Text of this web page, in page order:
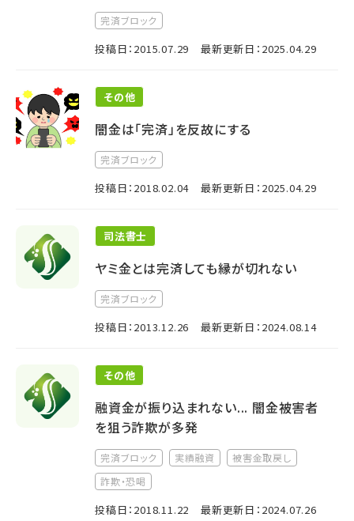
完済ブロック
投稿日：2015.07.29 最新更新日：2025.04.29
その他
闇金は「完済」を反故にする
完済ブロック
投稿日：2018.02.04 最新更新日：2025.04.29
司法書士
ヤミ金とは完済しても縁が切れない
完済ブロック
投稿日：2013.12.26 最新更新日：2024.08.14
その他
融資金が振り込まれない... 闇金被害者
を狙う詐欺が多発
完済ブロック 実績融資
被害金取戻し
詐欺・恐喝
投稿日：2018.11.22 最新更新日：2024.07.26